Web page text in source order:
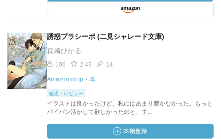
誘惑プラシーボ (二見シャレード文庫)
真崎ひかる
106 2.43 14
Amazon.co.jp・本
感想・レビュー
イラストは良かったけど、私にはあまり響かなかった。もっと
パイパン活かして欲しかったのと、主...